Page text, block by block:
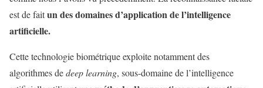
est de faitun des domaines d’application de l’intelligence
artificielle.
Cette technologie biométrique exploite notamment des
algorithmes dedeep learning, sous-domaine de l’intelligence